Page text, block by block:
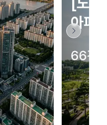
결 안내
아 지도를 불러올 수 없습니다.
죄송합니다.
도